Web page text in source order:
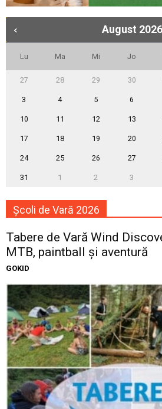
August 2026
Lu Ma Mi Jo
27 28 29 30
3 4 5 6
10 11 12 13
17 18 19 20
24 25 26 27
31 1 2 3
Școli de Vară 2026
Tabere de Vară Wind
MTB, paintball și aventură
GOKID